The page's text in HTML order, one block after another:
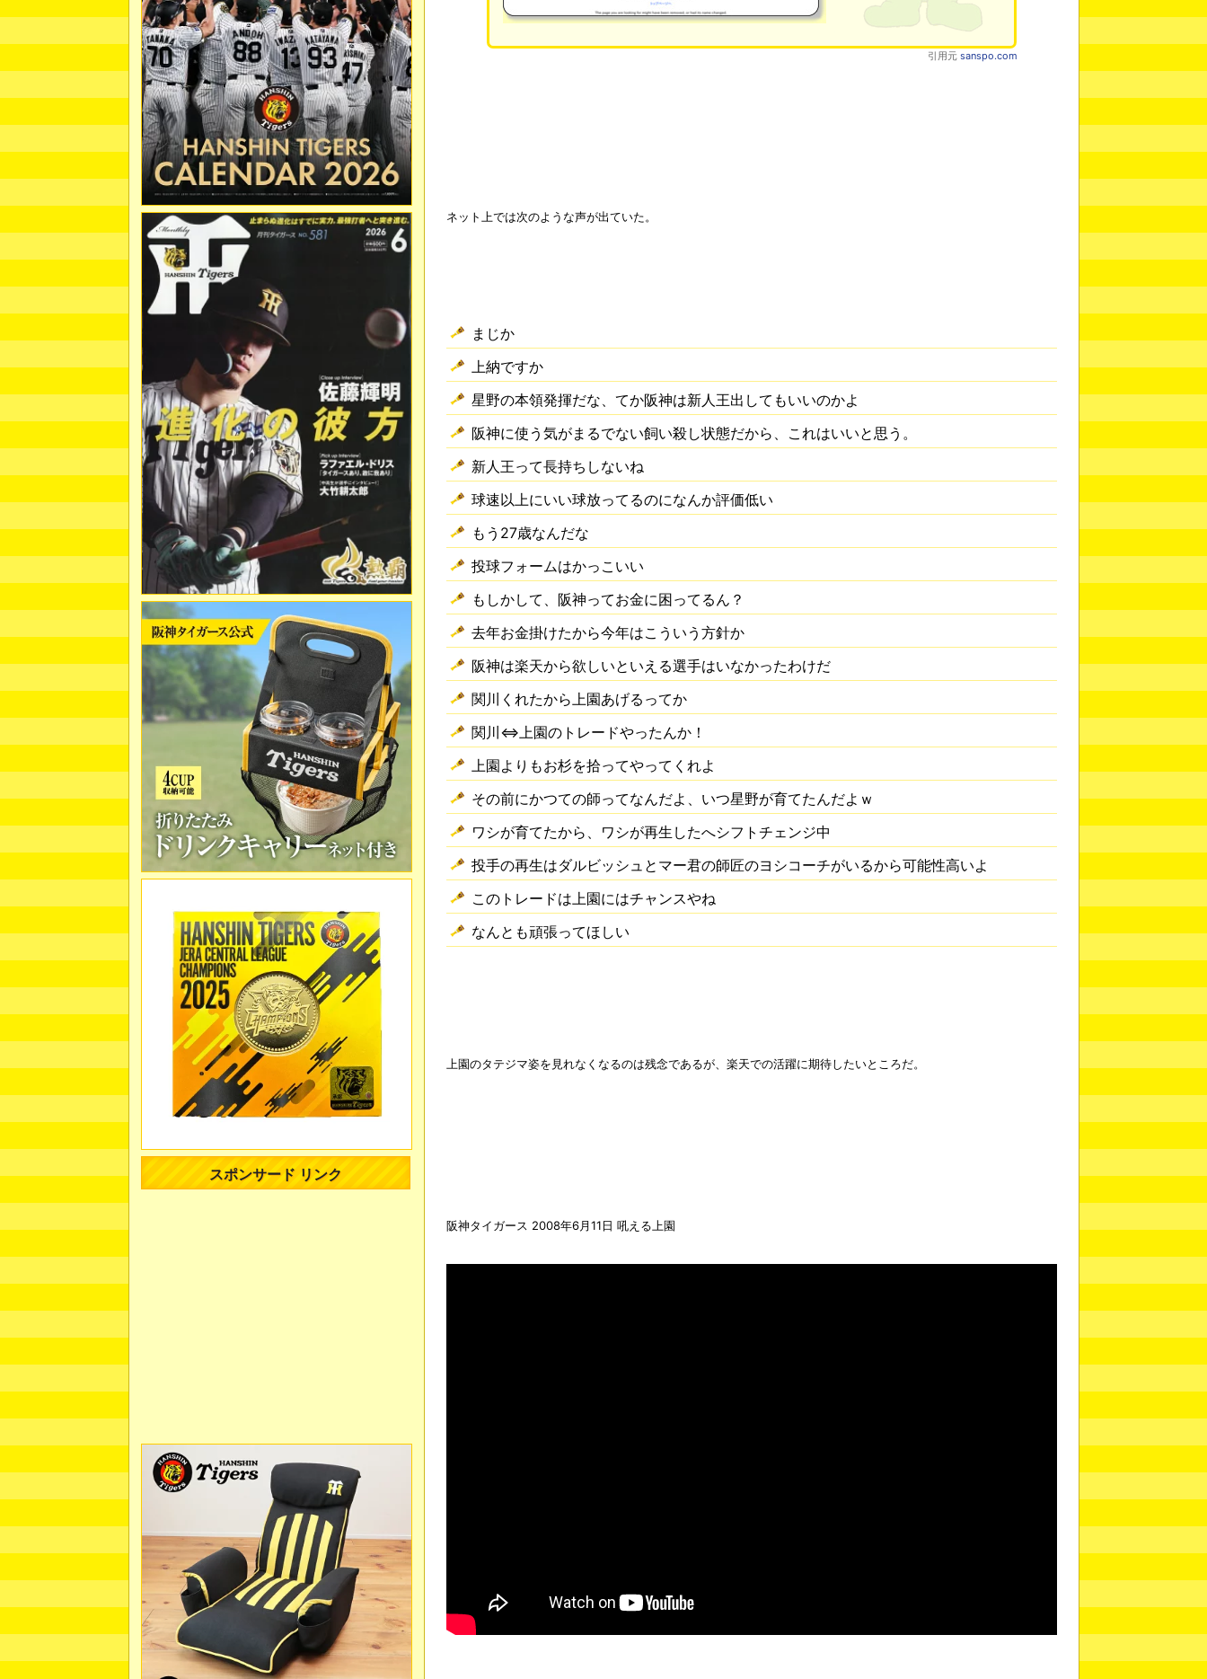
引用元 sanspo.com
ネット上では次のような声が出ていた。
まじか
上納ですか
星野の本領発揮だな、てか阪神は新人王出してもいいのかよ
阪神に使う気がまるでない飼い殺し状態だから、これはいいと思う。
新人王って長持ちしないね
球速以上にいい球放ってるのになんか評価低い
もう27歳なんだな
投球フォームはかっこいい
もしかして、阪神ってお金に困ってるん？
去年お金掛けたから今年はこういう方針か
阪神は楽天から欲しいといえる選手はいなかったわけだ
関川くれたから上園あげるってか
関川⇔上園のトレードやったんか！
上園よりもお杉を拾ってやってくれよ
その前にかつての師ってなんだよ、いつ星野が育てたんだよｗ
ワシが育てたから、ワシが再生したへシフトチェンジ中
投手の再生はダルビッシュとマー君の師匠のヨシコーチがいるから可能性高いよ
このトレードは上園にはチャンスやね
なんとも頑張ってほしい
上園のタテジマ姿を見れなくなるのは残念であるが、楽天での活躍に期待したいところだ。
阪神タイガース 2008年6月11日 吼える上園
スポンサード リンク